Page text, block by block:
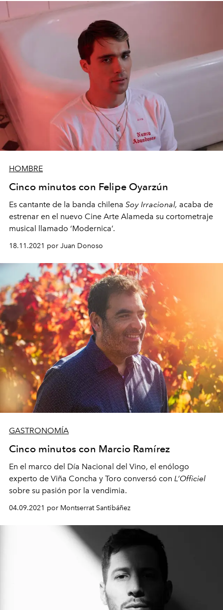
HOMBRE
Cinco minutos con Felipe Oyarzún
Es cantante de la banda chilena Soy Irracional, acaba de
estrenar en el nuevo Cine Arte Alameda su cortometraje
musical llamado ‘Modernica’.
18.11.2021 por Juan Donoso
GASTRONOMÍA
Cinco minutos con Marcio Ramírez
En el marco del Día Nacional del Vino, el enólogo
experto de Viña Concha y Toro conversó con L’Officiel
sobre su pasión por la vendimia.
04.09.2021 por Montserrat Santibáñez